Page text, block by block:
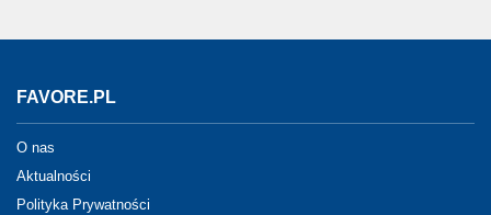
FAVORE.PL
O nas
Aktualności
Polityka Prywatności